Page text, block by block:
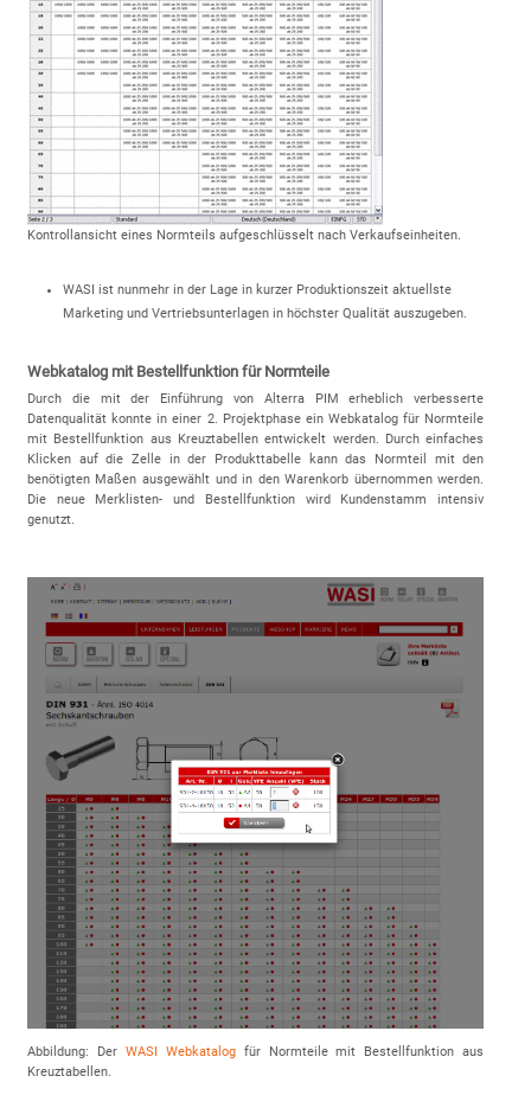
Kontrollansicht eines Normteils aufgeschlüsselt nach Verkaufseinheiten.
WASI ist nunmehr in der Lage in kurzer Produktionszeit aktuellste
Marketing und Vertriebsunterlagen in höchster Qualität auszugeben.
Webkatalog mit Bestellfunktion für Normteile
Durch die mit der Einführung von Alterra PIM erheblich verbesserte
Datenqualität konnte in einer 2. Projektphase ein Webkatalog für Normteile
mit Bestellfunktion aus Kreuztabellen entwickelt werden. Durch einfaches
Klicken auf die Zelle in der Produkttabelle kann das Normteil mit den
benötigten Maßen ausgewählt und in den Warenkorb übernommen werden.
Die neue Merklisten- und Bestellfunktion wird Kundenstamm intensiv
genutzt.
Abbildung: Der WASI Webkatalogfür Normteile mit Bestellfunktion aus
Kreuztabellen.